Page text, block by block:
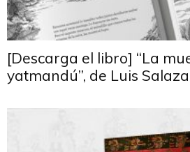
[Descarga el libro] “La
yatmandú”, de Luis